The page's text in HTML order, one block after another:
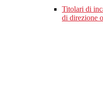
Titolari di
di direzione